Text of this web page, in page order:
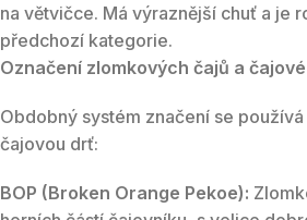
na větvičce. Má výraznější chuť a je
předchozí kategorie.
Označení zlomkových čajů a
Obdobný systém značení se
čajovou drť:
BOP (Broken Orange Pekoe):